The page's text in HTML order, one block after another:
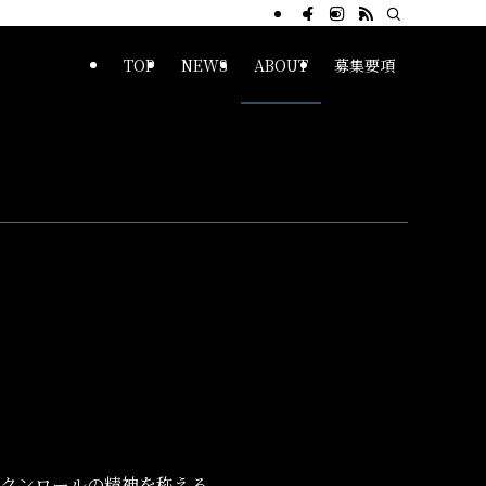
TOP NEWS ABOUT 募集要項